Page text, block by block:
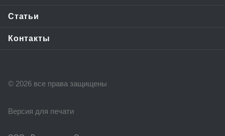
Статьи
Контакты
© 2026 все права защищены
Версия для печати